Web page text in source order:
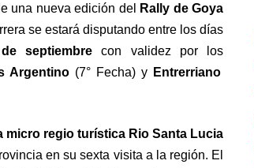
una nueva edición del
Rally de Goya
se estará disputando entre los días
septiembre con validez por los
Argentino (7° Fecha) y Entrerriano
micro regio turística Rio Santa Lucia
en su sexta visita a la región. El